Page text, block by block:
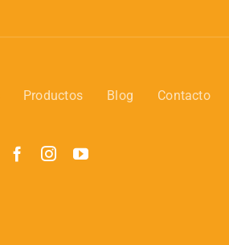
Productos Blog Contacto